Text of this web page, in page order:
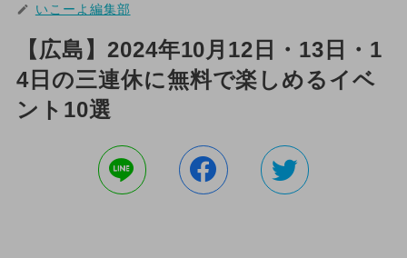
いこーよ編集部
【広島】2024年10月12日・13日・1
4日の三連休に無料で楽しめるイベ
ント10選